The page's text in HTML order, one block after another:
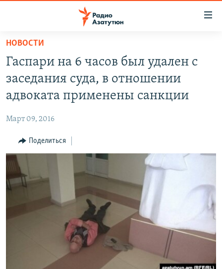
Перейти
основному
содержанию
основной
навигации
Перейти
поиску
НОВОСТИ
ЭКОНОМИКА
РЕГИОН
НАГОРНЫЙ КАРАБАХ
КУЛЬТУРА
АРХИВ
НОВОСТИ
Гаспари на 6 часов был удален с
заседания суда, в отношении
адвоката применены санкции
Март 09, 2016
Поделиться